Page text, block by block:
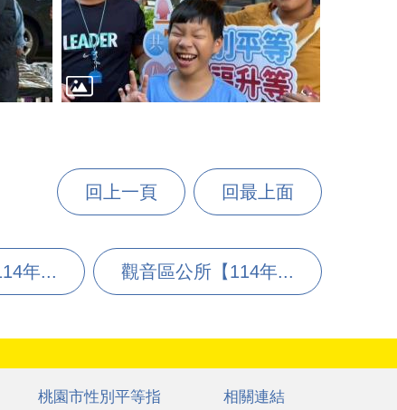
回上一頁 回最上面
年... 觀音區公所【114年...
桃園市性別平等指
相關連結